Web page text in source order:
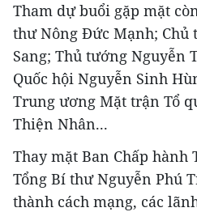
Tham dự buổi gặp mặt
thư Nông Đức Mạnh; Chủ
Sang; Thủ tướng Nguyễn
Quốc hội Nguyễn Sinh
Trung ương Mặt trận Tổ
Thiện Nhân...
Thay mặt Ban Chấp
Tổng Bí thư Nguyễn Phú
thành cách mạng, các